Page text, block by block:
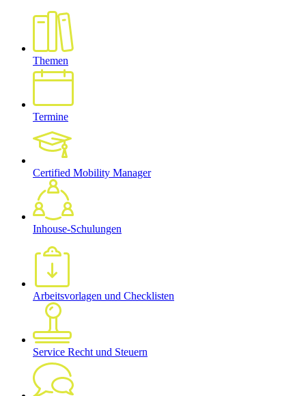
Themen
Termine
Certified Mobility Manager
Inhouse-Schulungen
Arbeitsvorlagen und Checklisten
Service Recht und Steuern